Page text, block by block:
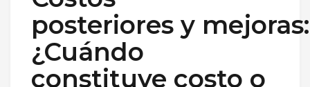
posteriores y mejoras:
¿Cuándo
constituye costo o